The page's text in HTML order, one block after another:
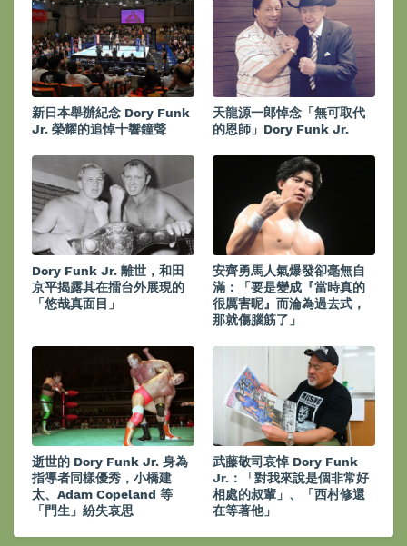
新日本舉辦紀念 Dory Funk
Jr. 榮耀的追悼十響鐘聲
天龍源一郎悼念「無可取代
的恩師」Dory Funk Jr.
Dory Funk Jr. 離世，和田
京平揭露其在擂台外展現的
「悠哉真面目」
安齊勇馬人氣爆發卻毫無自
滿：「要是變成『當時真的
很厲害呢』而淪為過去式，
那就傷腦筋了」
逝世的 Dory Funk Jr. 身為
指導者同樣優秀，小橋建
太、Adam Copeland 等
「門生」紛失哀思
武藤敬司哀悼 Dory Funk
Jr.：「對我來說是個非常好
相處的叔輩」、「西村修還
在等著他」